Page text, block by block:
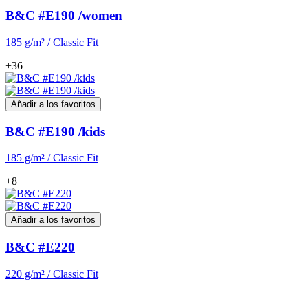
B&C #E190 /women
185 g/m² / Classic Fit
+36
Añadir a los favoritos
B&C #E190 /kids
185 g/m² / Classic Fit
+8
Añadir a los favoritos
B&C #E220
220 g/m² / Classic Fit